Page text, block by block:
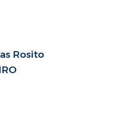
Rosito